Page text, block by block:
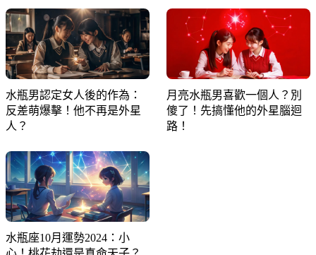
水瓶男認定女人後的作為：
反差萌爆擊！他不再是外星
人？
月亮水瓶男喜歡一個人？別
傻了！先搞懂他的外星腦迴
路！
水瓶座10月運勢2024：小